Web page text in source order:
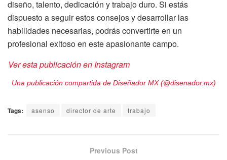
diseño, talento, dedicación y trabajo duro. Si estás
dispuesto a seguir estos consejos y desarrollar las
habilidades necesarias, podrás convertirte en un
profesional exitoso en este apasionante campo.
Ver esta publicación en Instagram
Una publicación compartida de Diseñador MX (@disenador.mx)
Tags: asenso director de arte trabajo
Previous Post